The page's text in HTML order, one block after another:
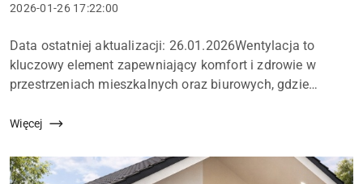
Data
2026-01-26 17:22:00
Treść
artykułu:
Data ostatniej aktualizacji: 26.01.2026Wentylacja to
kluczowy element zapewniający komfort i zdrowie w
przestrzeniach mieszkalnych oraz biurowych, gdzie
koncentracja i regeneracja organizmu są priorytete...
Więcej